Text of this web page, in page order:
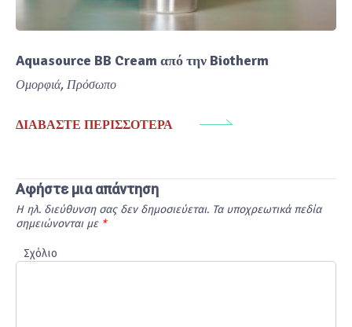
Aquasource BB Cream από την Biotherm
Ομορφιά, Πρόσωπο
ΔΙΑΒΆΣΤΕ ΠΕΡΙΣΣΌΤΕΡΑ
Αφήστε μια απάντηση
Η ηλ. διεύθυνση σας δεν δημοσιεύεται. Τα υποχρεωτικά πεδία
σημειώνονται με *
Σχόλιο